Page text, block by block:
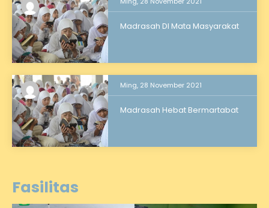
Madrasah DI Mata Masyarakat
Ming, 28 November 2021
Madrasah Hebat Bermartabat
Fasilitas